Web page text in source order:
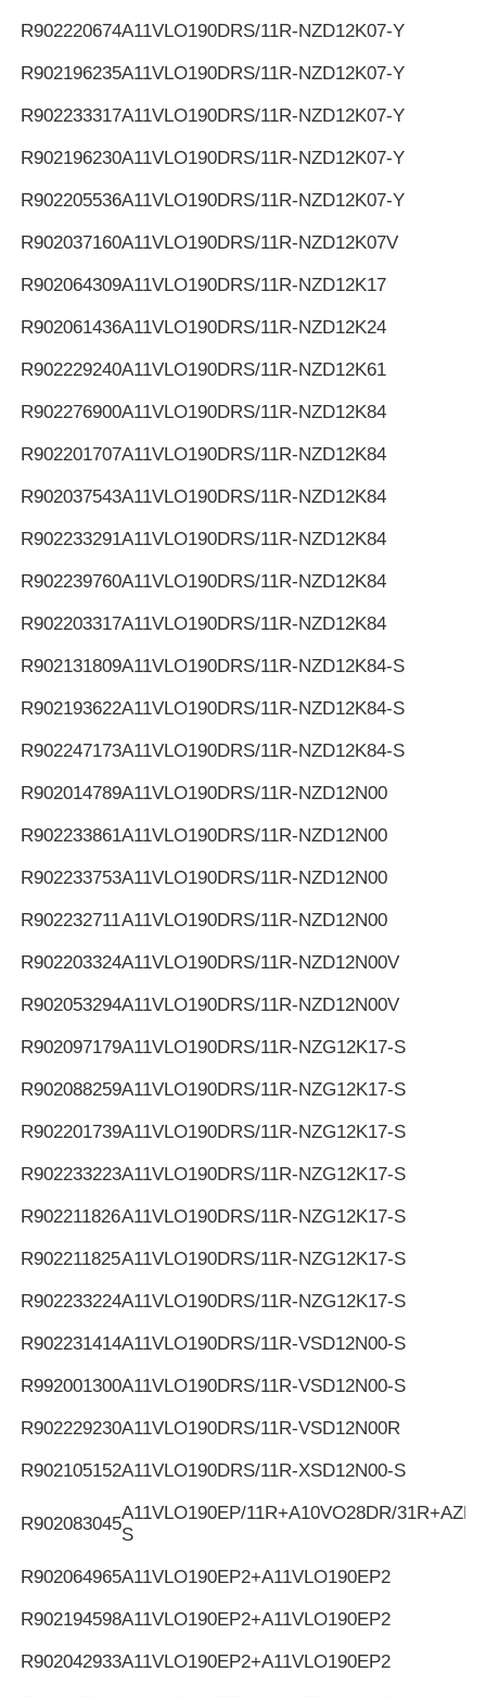
R902220674A11VLO190DRS/11R-NZD12K07-Y
R902196235A11VLO190DRS/11R-NZD12K07-Y
R902233317A11VLO190DRS/11R-NZD12K07-Y
R902196230A11VLO190DRS/11R-NZD12K07-Y
R902205536A11VLO190DRS/11R-NZD12K07-Y
R902037160A11VLO190DRS/11R-NZD12K07V
R902064309A11VLO190DRS/11R-NZD12K17
R902061436A11VLO190DRS/11R-NZD12K24
R902229240A11VLO190DRS/11R-NZD12K61
R902276900A11VLO190DRS/11R-NZD12K84
R902201707A11VLO190DRS/11R-NZD12K84
R902037543A11VLO190DRS/11R-NZD12K84
R902233291A11VLO190DRS/11R-NZD12K84
R902239760A11VLO190DRS/11R-NZD12K84
R902203317A11VLO190DRS/11R-NZD12K84
R902131809A11VLO190DRS/11R-NZD12K84-S
R902193622A11VLO190DRS/11R-NZD12K84-S
R902247173A11VLO190DRS/11R-NZD12K84-S
R902014789A11VLO190DRS/11R-NZD12N00
R902233861A11VLO190DRS/11R-NZD12N00
R902233753A11VLO190DRS/11R-NZD12N00
R902232711A11VLO190DRS/11R-NZD12N00
R902203324A11VLO190DRS/11R-NZD12N00V
R902053294A11VLO190DRS/11R-NZD12N00V
R902097179A11VLO190DRS/11R-NZG12K17-S
R902088259A11VLO190DRS/11R-NZG12K17-S
R902201739A11VLO190DRS/11R-NZG12K17-S
R902233223A11VLO190DRS/11R-NZG12K17-S
R902211826A11VLO190DRS/11R-NZG12K17-S
R902211825A11VLO190DRS/11R-NZG12K17-S
R902233224A11VLO190DRS/11R-NZG12K17-S
R902231414A11VLO190DRS/11R-VSD12N00-S
R992001300A11VLO190DRS/11R-VSD12N00-S
R902229230A11VLO190DRS/11R-VSD12N00R
R902105152A11VLO190DRS/11R-XSD12N00-S
R902083045
A11VLO190EP/11R+A10VO28DR/
S
R902064965A11VLO190EP2+A11VLO190EP2
R902194598A11VLO190EP2+A11VLO190EP2
R902042933A11VLO190EP2+A11VLO190EP2